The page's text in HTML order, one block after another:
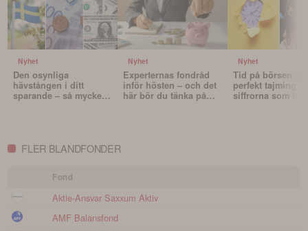
Nyhet
Den osynliga
hävstången i ditt
sparande – så mycket
Nyhet
Experternas fondråd
inför hösten – och det
här bör du tänka på
Nyhet
Tid på börsen
perfekt tajming –
siffrorna som
FLER BLANDFONDER
Fond
Aktie-Ansvar Saxxum Aktiv
AMF Balansfond